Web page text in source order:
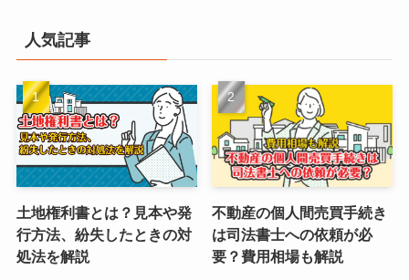
人気記事
土地権利書とは？見本や発
行方法、紛失したときの対
処法を解説
不動産の個人間売買手続き
は司法書士への依頼が必
要？費用相場も解説